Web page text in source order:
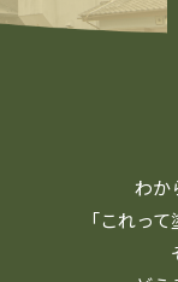
わか
「これっ